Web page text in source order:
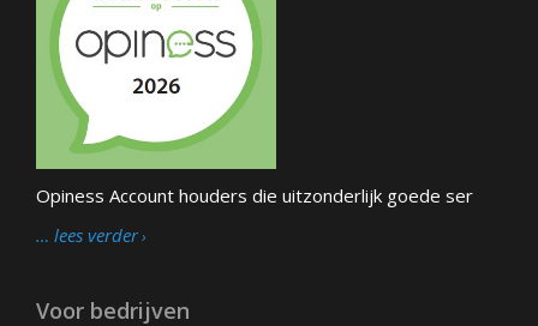
Opiness Account houders die uitzonderlijk goede ser
… lees verder
Voor bedrijven